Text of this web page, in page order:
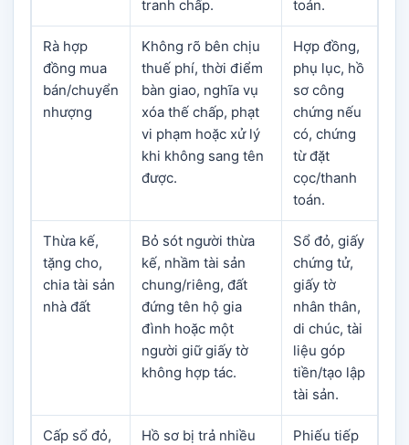
tranh chấp.
toán.
Rà hợp
đồng mua
bán/chuyển
nhượng
Không rõ bên chịu
thuế phí, thời điểm
bàn giao, nghĩa vụ
xóa thế chấp, phạt
vi phạm hoặc xử lý
khi không sang tên
được.
Hợp đồng,
phụ lục, hồ
sơ công
chứng nếu
có, chứng
từ đặt
cọc/thanh
toán.
Thừa kế,
tặng cho,
chia tài sản
nhà đất
Bỏ sót người thừa
kế, nhầm tài sản
chung/riêng, đất
đứng tên hộ gia
đình hoặc một
người giữ giấy tờ
không hợp tác.
Sổ đỏ, giấy
chứng tử,
giấy tờ
nhân thân,
di chúc, tài
liệu góp
tiền/tạo lập
tài sản.
Cấp sổ đỏ,
Hồ sơ bị trả nhiều
Phiếu tiếp